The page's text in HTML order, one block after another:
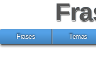
Frases Temas